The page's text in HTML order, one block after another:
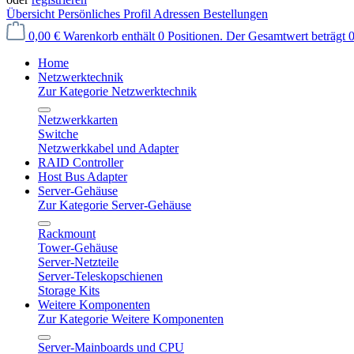
Übersicht Persönliches Profil Adressen Bestellungen
0,00 € Warenkorb enthält 0 Positionen. Der Gesamtwert beträgt
Home
Netzwerktechnik
Zur Kategorie Netzwerktechnik
Netzwerkkarten
Switche
Netzwerkkabel und Adapter
RAID Controller
Host Bus Adapter
Server-Gehäuse
Zur Kategorie Server-Gehäuse
Rackmount
Tower-Gehäuse
Server-Netzteile
Server-Teleskopschienen
Storage Kits
Weitere Komponenten
Zur Kategorie Weitere Komponenten
Server-Mainboards und CPU